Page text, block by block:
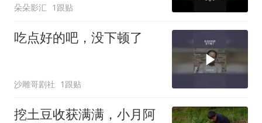
朵朵影汇 1跟贴
吃点好的吧，没下顿了
沙雕哥剧社 1跟贴
挖土豆收获满满，小月阿